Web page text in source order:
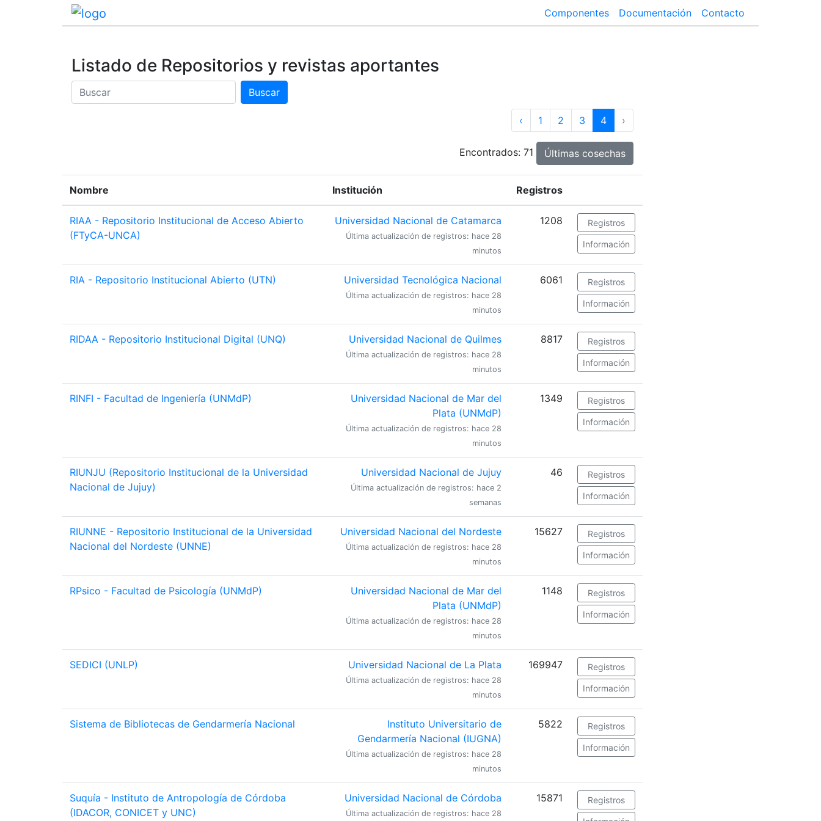
Componentes Documentación Contacto
Listado de Repositorios y revistas aportantes
Buscar Buscar
‹ 1 2 3 4 ›
Encontrados: 71 Últimas cosechas
Nombre Institución Registros
RIAA - Repositorio Institucional de Acceso Abierto
(FTyCA-UNCA)
Universidad Nacional de Catamarca
Última actualización de registros: hace 28
minutos
1208 Registros
Información
RIA - Repositorio Institucional Abierto (UTN) Universidad Tecnológica Nacional
Última actualización de registros: hace 28
minutos
6061 Registros
Información
RIDAA - Repositorio Institucional Digital (UNQ) Universidad Nacional de Quilmes
Última actualización de registros: hace 28
minutos
8817 Registros
Información
RINFI - Facultad de Ingeniería (UNMdP)
Universidad Nacional de Mar del
Plata (UNMdP)
Última actualización de registros: hace 28
minutos
1349 Registros
Información
RIUNJU (Repositorio Institucional de la Universidad
Nacional de Jujuy)
Universidad Nacional de Jujuy
Última actualización de registros: hace 2
semanas
46 Registros
Información
RIUNNE - Repositorio Institucional de la Universidad
Nacional del Nordeste (UNNE)
Universidad Nacional del Nordeste
Última actualización de registros: hace 28
minutos
15627 Registros
Información
RPsico - Facultad de Psicología (UNMdP)
Universidad Nacional de Mar del
Plata (UNMdP)
Última actualización de registros: hace 28
minutos
1148 Registros
Información
SEDICI (UNLP) Universidad Nacional de La Plata
Última actualización de registros: hace 28
minutos
169947 Registros
Información
Sistema de Bibliotecas de Gendarmería Nacional
Instituto Universitario de
Gendarmería Nacional (IUGNA)
Última actualización de registros: hace 28
minutos
5822 Registros
Información
Suquía - Instituto de Antropología de Córdoba
(IDACOR, CONICET y UNC)
Universidad Nacional de Córdoba
Última actualización de registros: hace 28
15871 Registros